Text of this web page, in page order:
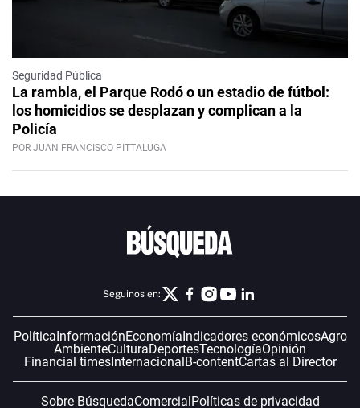
Seguridad Pública
La rambla, el Parque Rodó o un estadio de fútbol:
los homicidios se desplazan y complican a la
Policía
POR JUAN FRANCISCO PITTALUGA
Seguinos en:
PolíticaInformaciónEconomíaIndicadores económicosAgro
AmbienteCulturaDeportesTecnologíaOpinión
Financial timesInternacionalB-contentCartas al Director
Sobre BúsquedaComercialPolíticas de privacidad